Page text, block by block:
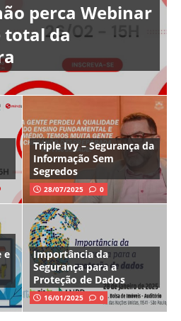
perca Webinar
total da
Triple Ivy – Segurança da
Informação Sem
Segredos
28/07/2025 0
e
Importância da
Segurança para a
Proteção de Dados
16/01/2025 0